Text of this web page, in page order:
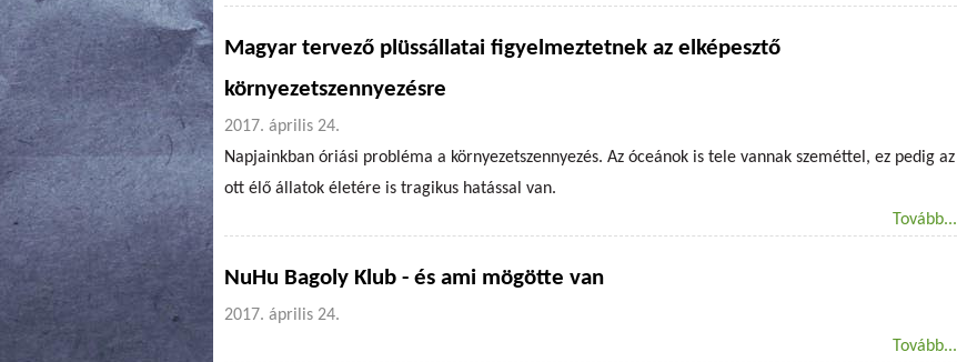
Magyar tervező plüssállatai figyelmeztetnek az elképesztő
környezetszennyezésre
2017. április 24.
Napjainkban óriási probléma a környezetszennyezés. Az óceánok is tele vannak szeméttel, ez pedig az
ott élő állatok életére is tragikus hatással van.
Tovább...
NuHu Bagoly Klub - és ami mögötte van
2017. április 24.
Tovább...